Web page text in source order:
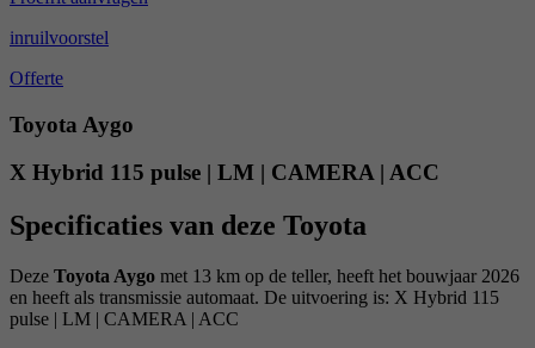
inruilvoorstel
Offerte
Toyota Aygo
X Hybrid 115 pulse | LM | CAMERA | ACC
Specificaties van deze Toyota
Deze Toyota Aygo met 13 km op de teller, heeft het bouwjaar 2026
en heeft als transmissie automaat. De uitvoering is: X Hybrid 115
pulse | LM | CAMERA | ACC